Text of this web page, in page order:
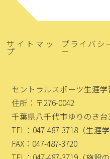
サイトマッ
プ
プライバシ
ー
セントラルスポーツ生涯
住所：〒276-0042
千葉県八千代市ゆりのき
TEL：047-487-3718 （生涯
FAX：047-487-3720